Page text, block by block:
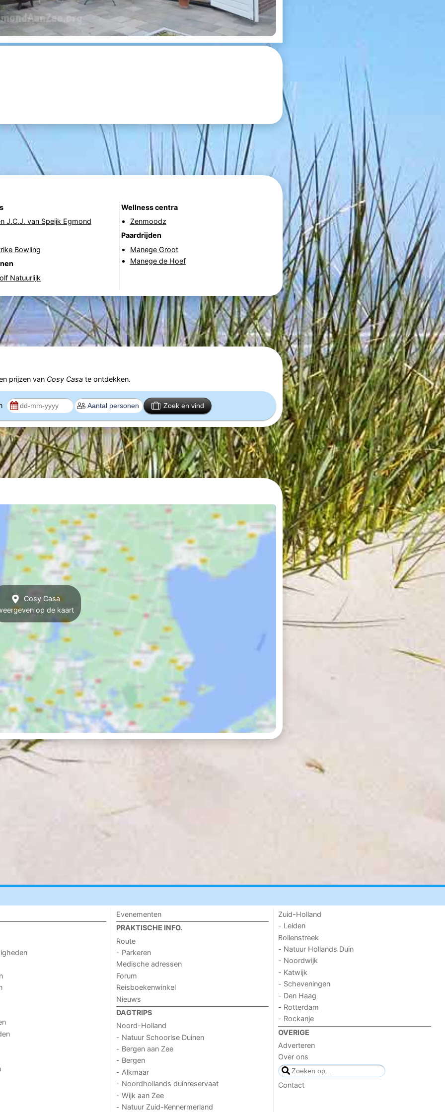
J.C.J. van Speijk Egmond
Bowling
Natuurlijk
Wellness centra
Zenmoodz
Paardrijden
Manege Groot
Manege de Hoef
prijzen van Cosy Casate ontdekken.
Zoek en vind
Cosy Casa
op de kaart
Evenementen
PRAKTISCHE INFO.
Route
- Parkeren
Medische adressen
Forum
Reisboekenwinkel
Nieuws
DAGTRIPS
Noord-Holland
- Natuur Schoorlse Duinen
- Bergen aan Zee
- Bergen
- Alkmaar
- Noordhollands duinreservaat
- Wijk aan Zee
- Natuur Zuid-Kennermerland
Zuid-Holland
- Leiden
Bollenstreek
- Natuur Hollands Duin
- Noordwijk
- Katwijk
- Scheveningen
- Den Haag
- Rotterdam
- Rockanje
OVERIGE
Adverteren
Over ons
Contact